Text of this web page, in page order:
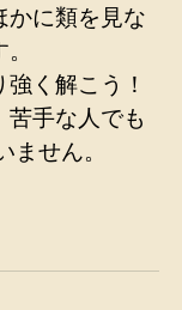
かに類を見な
く解こう！
手な人でも
せん。